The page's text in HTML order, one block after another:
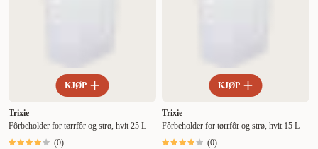
KJØP
Trixie
Fôrbeholder for tørrfôr og strø, hvit 25 L
(0)
KJØP
Trixie
Fôrbeholder for tørrfôr og strø, hvit 15 L
(0)